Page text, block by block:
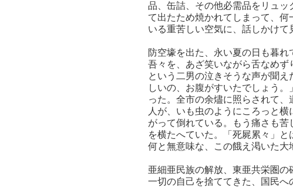
品、缶詰、その他必需品をリュ
て出たため焼かれてしまって、
いる重苦しい空気に、話しかけて
防空壕を出た、永い夏の日も暮
吾々を、あざ笑いながら舌なめず
という二男の泣きそうな声が聞
しいの、お腹がすいたでしょう
った。全市の余燼に照らされて
人が、いも虫のようにころっと
がって倒れている。もう痛さも
を横たへていた。「死屍累々」
何と無意味な、この餓え渇いた大
亜細亜民族の解放、東亜共栄圏
一切の自己を捨ててきた、国民